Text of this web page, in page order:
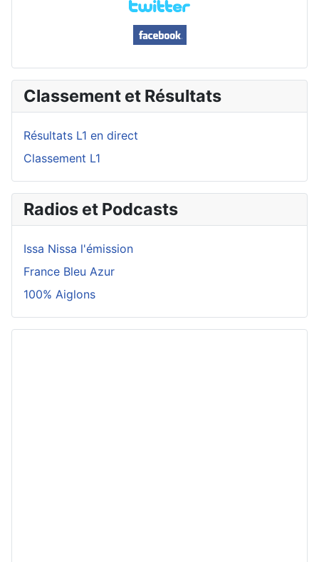
Classement et Résultats
Résultats L1 en direct
Classement L1
Radios et Podcasts
Issa Nissa l'émission
France Bleu Azur
100% Aiglons